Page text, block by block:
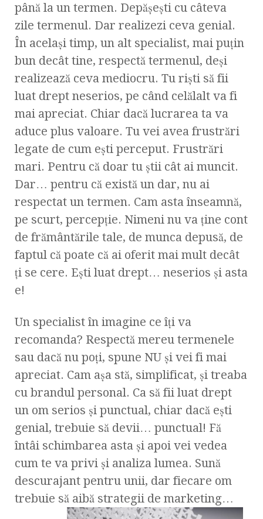
până la un termen. Depăşeşti cu câteva
zile termenul. Dar realizezi ceva genial.
În acelaşi timp, un alt specialist, mai puţin
bun decât tine, respectă termenul, deşi
realizează ceva mediocru. Tu rişti să fii
luat drept neserios, pe când celălalt va fi
mai apreciat. Chiar dacă lucrarea ta va
aduce plus valoare. Tu vei avea frustrări
legate de cum eşti perceput. Frustrări
mari. Pentru că doar tu ştii cât ai muncit.
Dar… pentru că există un dar, nu ai
respectat un termen. Cam asta înseamnă,
pe scurt, percepţie. Nimeni nu va ţine cont
de frământările tale, de munca depusă, de
faptul că poate că ai oferit mai mult decât
ţi se cere. Eşti luat drept… neserios şi asta
e!
Un specialist în imagine ce îţi va
recomanda? Respectă mereu termenele
sau dacă nu poţi, spune NU şi vei fi mai
apreciat. Cam aşa stă, simplificat, şi treaba
cu brandul personal. Ca să fii luat drept
un om serios şi punctual, chiar dacă eşti
genial, trebuie să devii… punctual! Fă
întâi schimbarea asta şi apoi vei vedea
cum te va privi şi analiza lumea. Sună
descurajant pentru unii, dar fiecare om
trebuie să aibă strategii de marketing…